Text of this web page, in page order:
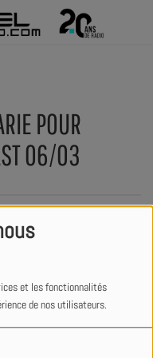
et les fonctionnalités
de nos utilisateurs.
POUR
06/03